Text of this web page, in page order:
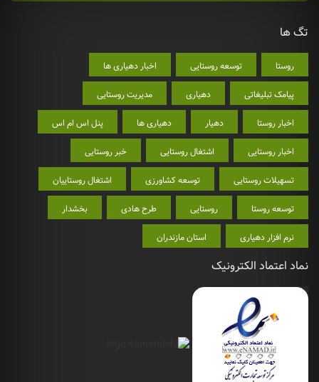
تگ ها
روستا توسعه روستایی اخبار دهیاری ها
پیامک تبلیغاتی دهیاری مدیریت روستایی
اخبار روستا دهیار دهیاری ها پنل اس ام اس
اخبار روستایی اشتغال روستایی خبر روستایی
تسهیلات روستایی توسعه کشاورزی اشتغال روستاییان
توسعه روستا روستایی طرح هادی بخشدار
نرم افزار دهیاری استان مازندران
نماد اعتماد الکترونیک